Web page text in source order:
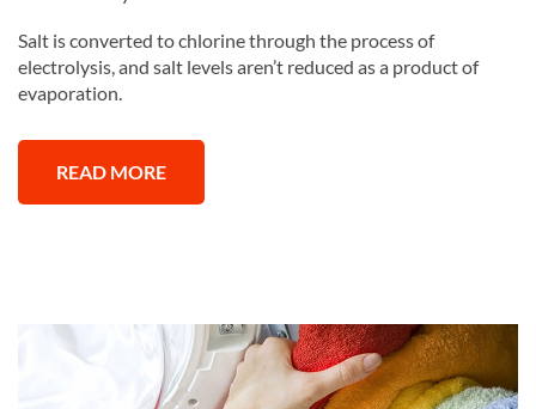
Salt is converted to chlorine through the process of
electrolysis, and salt levels aren’t reduced as a product of
evaporation.
READ MORE